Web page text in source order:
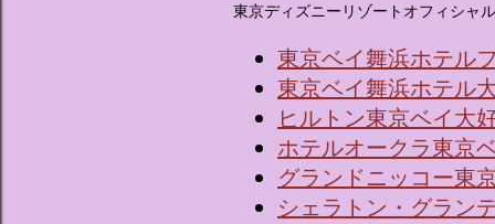
東京ディズニーリゾートオフィシャ
東京ベイ舞浜ホテル
東京ベイ舞浜ホテル
ヒルトン東京ベイ大
ホテルオークラ東京
グランドニッコー東
シェラトン・グラン